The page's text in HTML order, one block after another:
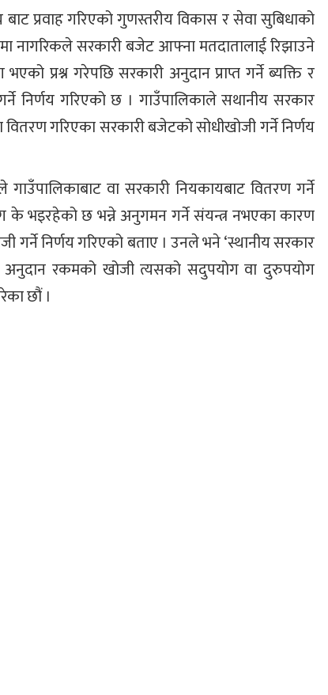
प्रवाह गरिएको गुणस्तरीय विकास र सेवा सुबिधाको
नागरिकले सरकारी बजेट आफ्ना मतदातालाई रिझाउने
प्रश्न गरेपछि सरकारी अनुदान प्राप्त गर्ने ब्यक्ति र
निर्णय गरिएको छ । गाउँपालिकाले सथानीय सरकार
गरिएका सरकारी बजेटको सोधीखोजी गर्ने निर्णय
वा सरकारी नियकायबाट वितरण गर्ने
भइरहेको छ भन्ने अनुगमन गर्ने संयन्त्र नभएका कारण
निर्णय गरिएको बताए । उनले भने ‘स्थानीय सरकार
रकमको खोजी त्यसको सदुपयोग वा दुरुपयोग
छौं ।